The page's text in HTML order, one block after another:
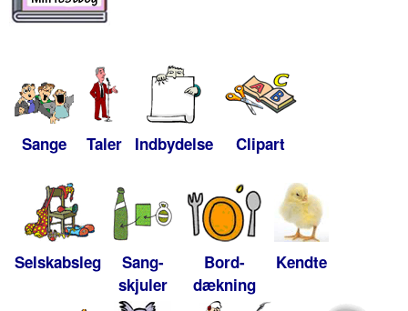
Sange Taler Indbydelse Clipart
Selskabsleg
Sang-
skjuler
Bord-
dækning
Kendte